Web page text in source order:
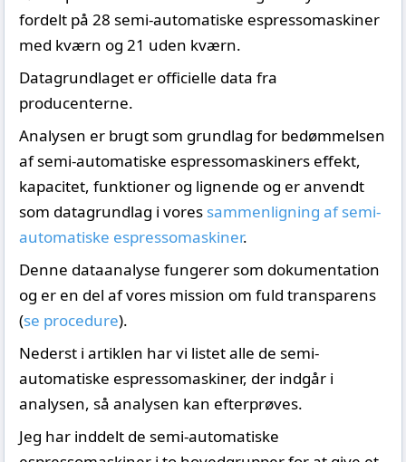
fordelt på 28 semi-automatiske espressomaskiner
med kværn og 21 uden kværn.
Datagrundlaget er officielle data fra
producenterne.
Analysen er brugt som grundlag for bedømmelsen
af semi-automatiske espressomaskiners effekt,
kapacitet, funktioner og lignende og er anvendt
som datagrundlag i vores sammenligning af semi-
automatiske espressomaskiner.
Denne dataanalyse fungerer som dokumentation
og er en del af vores mission om fuld transparens
(se procedure).
Nederst i artiklen har vi listet alle de semi-
automatiske espressomaskiner, der indgår i
analysen, så analysen kan efterprøves.
Jeg har inddelt de semi-automatiske